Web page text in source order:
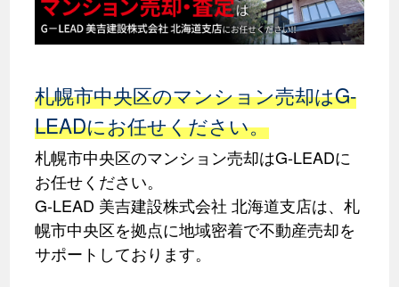
札幌市中央区のマンション売却はG-
LEADにお任せください。
札幌市中央区のマンション売却はG-LEADに
お任せください。
G-LEAD 美吉建設株式会社 北海道支店は、札
幌市中央区を拠点に地域密着で不動産売却を
サポートしております。